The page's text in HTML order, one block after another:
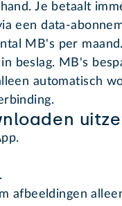
Je betaalt
een data-
MB's per
beslag. MB's
automatisch
.
afbeeldingen